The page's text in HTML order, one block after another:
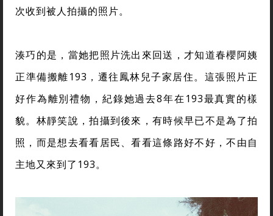
次收到被人拍攝的照片。
湊巧的是，當她把照片洗出來回送，才知道春櫻阿姨
正準備搬離193，遷往鳳林兒子家居住。這張照片正
好作為離別禮物，紀錄她過去8年在193最真實的樣
貌。林靜笑說，拍攝到後來，有時候早已不是為了拍
照，而是想去看看居民、看看這條路好不好，不由自
主地又來到了193。